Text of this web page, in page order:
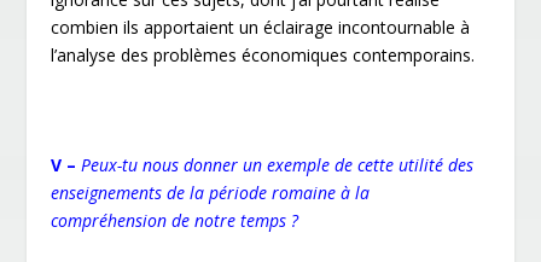
combien ils apportaient un éclairage incontournable à
l’analyse des problèmes économiques contemporains.
V –Peux-tu nous donner un exemple de cette utilité des
enseignements de la période romaine à la
compréhension de notre temps ?